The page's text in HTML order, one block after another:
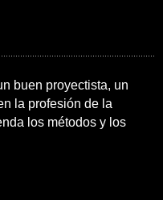
buen proyectista, un
la profesión de la
los métodos y los